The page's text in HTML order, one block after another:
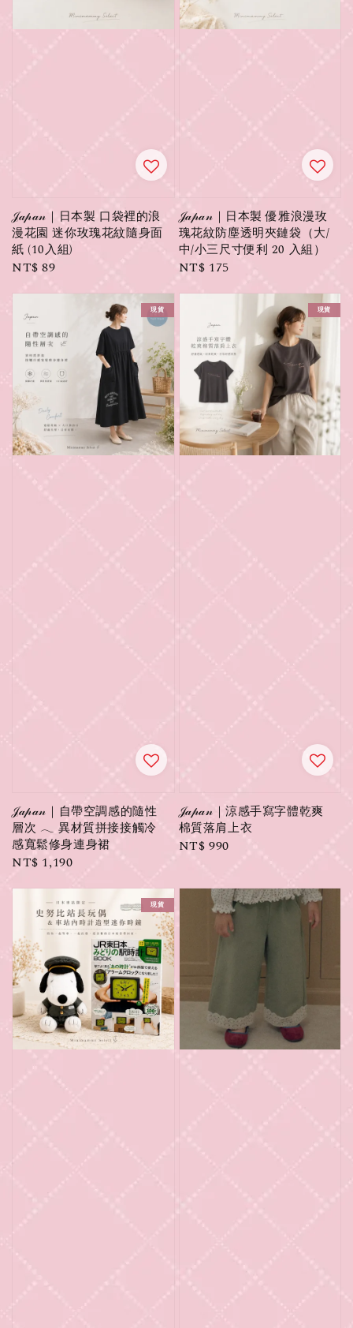
𝒥𝒶𝓅𝒶𝓃｜日本製 口袋裡的浪
漫花園 迷你玫瑰花紋隨身面
紙 (10入組)
Regular
NT$ 89
𝒥𝒶𝓅𝒶𝓃｜日本製 優雅浪漫玫
瑰花紋防塵透明夾鏈袋（大/
中/小三尺寸便利 20 入組）
Regular
NT$ 175
現貨
𝒥𝒶𝓅𝒶𝓃｜自帶空調感的隨性
層次 𓂃 異材質拼接接觸冷
感寬鬆修身連身裙
Regular
NT$ 1,190
現貨
𝒥𝒶𝓅𝒶𝓃｜涼感手寫字體乾爽
棉質落肩上衣
Regular
NT$ 990
現貨